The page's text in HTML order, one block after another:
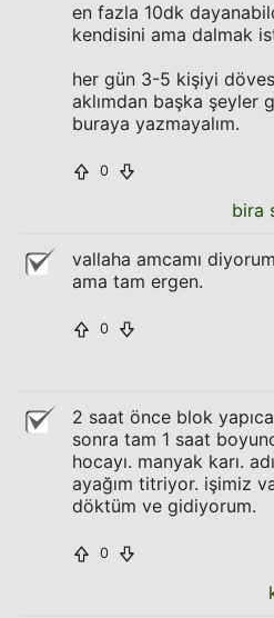
en fazla 10dk
kendisini ama dalmak
her gün 3-5 kişiyi
aklımdan başka şeyler
buraya yazmayalım.
0
bira
vallaha amcamı
ama tam ergen.
0
2 saat önce blok
sonra tam 1 saat
hocayı. manyak karı.
ayağım titriyor. işimiz
döktüm ve gidiyorum.
0